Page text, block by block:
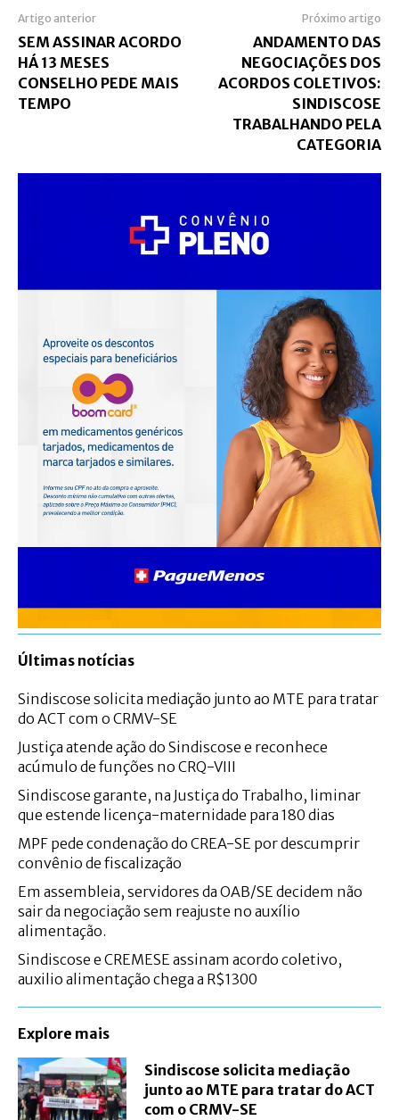
Artigo anterior
SEM ASSINAR ACORDO
HÁ 13 MESES
CONSELHO PEDE MAIS
TEMPO
Próximo artigo
ANDAMENTO DAS
NEGOCIAÇÕES DOS
ACORDOS COLETIVOS:
SINDISCOSE
TRABALHANDO PELA
CATEGORIA
Últimas notícias
Sindiscose solicita mediação junto ao MTE para tratar
do ACT com o CRMV-SE
Justiça atende ação do Sindiscose e reconhece
acúmulo de funções no CRQ-VIII
Sindiscose garante, na Justiça do Trabalho, liminar
que estende licença-maternidade para 180 dias
MPF pede condenação do CREA-SE por descumprir
convênio de fiscalização
Em assembleia, servidores da OAB/SE decidem não
sair da negociação sem reajuste no auxílio
alimentação.
Sindiscose e CREMESE assinam acordo coletivo,
auxilio alimentação chega a R$1300
Explore mais
Sindiscose solicita mediação
junto ao MTE para tratar do ACT
com o CRMV-SE